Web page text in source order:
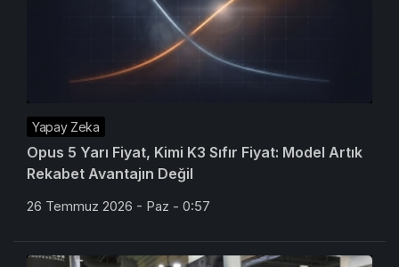
Yapay Zeka
Opus 5 Yarı Fiyat, Kimi K3 Sıfır Fiyat: Model Artık
Rekabet Avantajın Değil
26 Temmuz 2026 - Paz - 0:57